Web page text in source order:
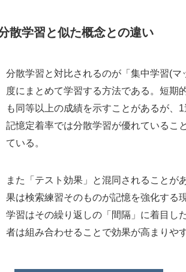
散学習と似た概念との違い
分散学習と対比されるのが「集中学習(
度にまとめて学習する方法である。短期
も同等以上の成績を示すことがあるが、
記憶定着率では分散学習が優れているこ
ている。
また「テスト効果」と混同されることが
果は検索練習そのものが記憶を強化する
学習はその繰り返しの「間隔」に着目し
者は組み合わせることで効果が高まりやす